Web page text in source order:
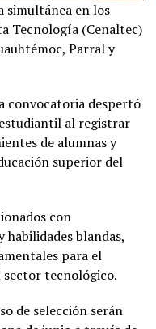
simultánea en los
Tecnología (Cenaltec)
Parral y
convocatoria despertó
al registrar
de alumnas y
superior del
con
blandas,
para el
tecnológico.
de selección serán